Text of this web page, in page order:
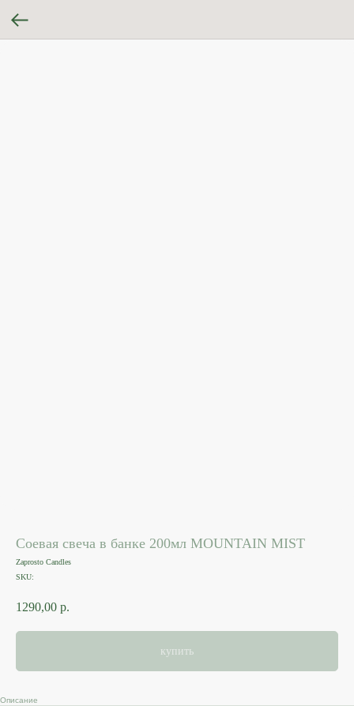
Соевая свеча в банке 200мл MOUNTAIN MIST
Zaprosto Candles
SKU:
1290,00 р.
купить
Описание